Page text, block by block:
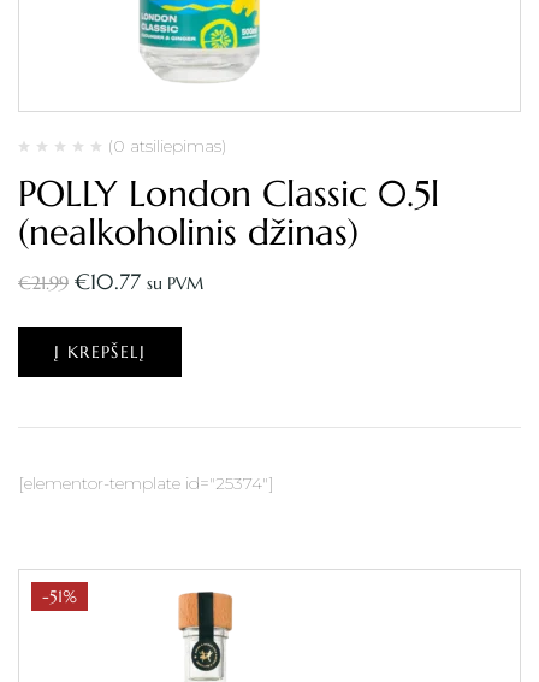
(0 atsiliepimas)
POLLY London Classic 0.5l
(nealkoholinis džinas)
€21.99 €10.77 su PVM
Į KREPŠELĮ
[elementor-template id="25374"]
-51%